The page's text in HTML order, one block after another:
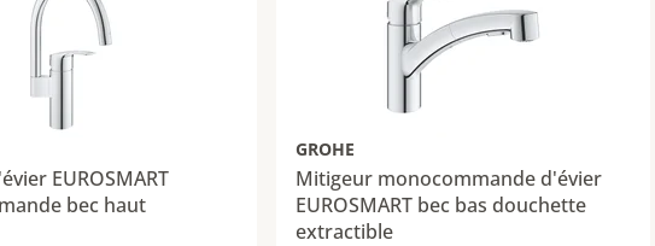
EUROSMART
bec haut
GROHE
Mitigeur monocommande d'évier
EUROSMART bec bas douchette
extractible